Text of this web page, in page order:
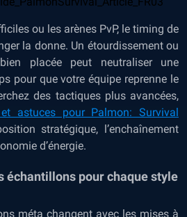
ou les arènes PvP, le timing de
la donne. Un étourdissement ou
placée peut neutraliser une
pour que votre équipe reprenne le
des tactiques plus avancées,
astuces pour Palmon: Survival
stratégique, l’enchaînement
d’énergie.
échantillons pour chaque style
méta changent avec les mises à